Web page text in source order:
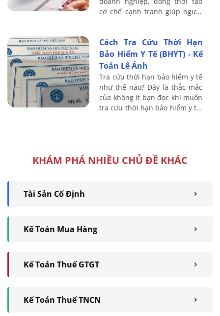
cơ chế cạnh tranh giúp người
Ánh sẽ ...
Cách Tra Cứu Thời Hạn
Bảo Hiểm Y Tế (BHYT) - Kế
Toán Lê Ánh
Tra cứu thời hạn bảo hiểm y tế
như thế nào? Đây là thắc mắc
của không ít bạn đọc khi muốn
tra cứu thời hạn bảo hiểm y tế.
KHÁM PHÁ NHIỀU CHỦ ĐỀ KHÁC
Tài Sản Cố Định
Kế Toán Mua Hàng
Kế Toán Thuế GTGT
Kế Toán Thuế TNCN